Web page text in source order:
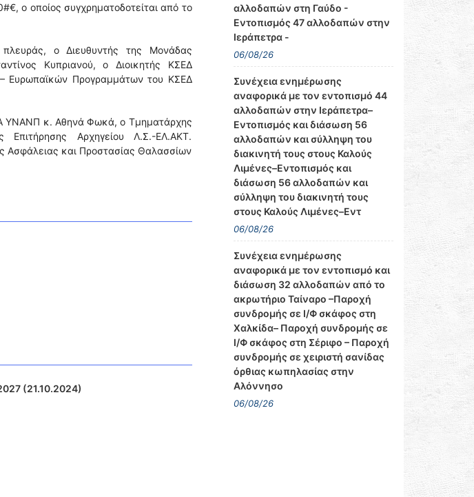
ο οποίος συγχρηματοδοτείται από το
ο Διευθυντής της Μονάδας
Κυπριανού, ο Διοικητής ΚΣΕΔ
Ευρωπαϊκών Προγραμμάτων του ΚΣΕΔ
ΥΝΑΝΠ κ. Αθηνά Φωκά, ο Τμηματάρχης
Αρχηγείου Λ.Σ.-ΕΛ.ΑΚΤ.
Ασφάλειας και Προστασίας Θαλασσίων
(21.10.2024)
αλλοδαπών στη Γαύδο -
Εντοπισμός 47 αλλοδαπών στην
Ιεράπετρα -
06/08/26
Συνέχεια ενημέρωσης
αναφορικά με τον εντοπισμό 44
αλλοδαπών στην Ιεράπετρα–
Εντοπισμός και διάσωση 56
αλλοδαπών και σύλληψη του
διακινητή τους στους Καλούς
Λιμένες–Εντοπισμός και
διάσωση 56 αλλοδαπών και
σύλληψη του διακινητή τους
στους Καλούς Λιμένες–Εντ
06/08/26
Συνέχεια ενημέρωσης
αναφορικά με τον εντοπισμό και
διάσωση 32 αλλοδαπών από το
ακρωτήριο Ταίναρο –Παροχή
συνδρομής σε Ι/Φ σκάφος στη
Χαλκίδα– Παροχή συνδρομής σε
Ι/Φ σκάφος στη Σέριφο – Παροχή
συνδρομής σε χειριστή σανίδας
όρθιας κωπηλασίας στην
Αλόννησο
06/08/26